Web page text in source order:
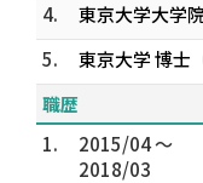
4.
東京大学大学
5.
東京大学 博士
職歴
1.
2015/04 ～
2018/03